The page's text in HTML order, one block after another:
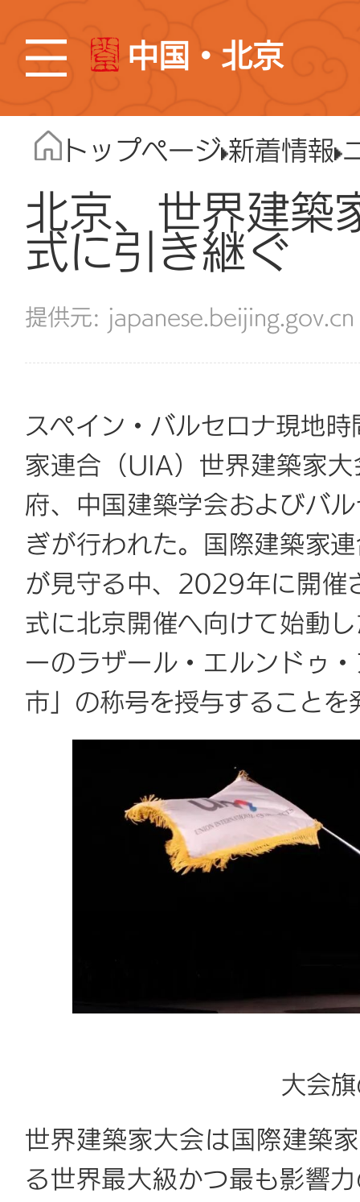
中国・北京
トップページ 新着情報
北京、世界建築
式に引き継ぐ
japanese.beijing.gov.cn
スペイン・バルセロナ現地
家連合（UIA）世界建築家
府、中国建築学会およびバ
ぎが行われた。国際建築家
が見守る中、2029年に開催
式に北京開催へ向けて始動
ーのラザール・エルンドゥ
市」の称号を授与することを
大会
世界建築家大会は国際建築
る世界最大級かつ最も影響